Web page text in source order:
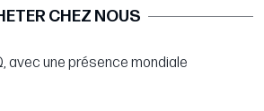
CHEZ NOUS
avec une présence mondiale